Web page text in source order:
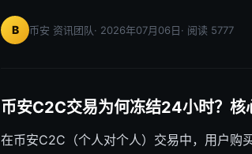
B 币安 资讯团队· 2026年07月06日· 阅读 5777
币安C2C交易为何冻结24小时？核
在币安C2C（个人对个人）交易中，用户购